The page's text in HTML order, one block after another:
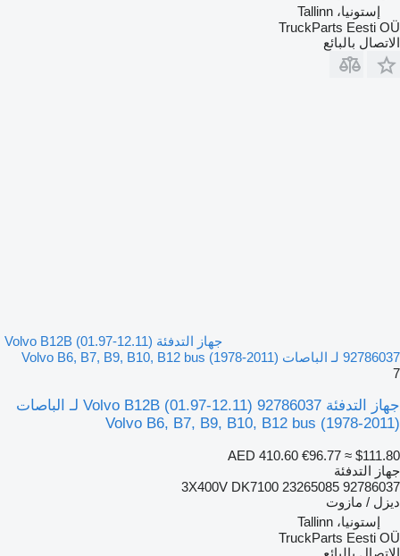
إستونيا، Tallinn
TruckParts Eesti OÜ
الاتصال بالبائع
جهاز التدفئة Volvo B12B (01.97-12.11)
92786037 لـ الباصات Volvo B6, B7, B9, B10, B12 bus (1978-2011)
7
جهاز التدفئة Volvo B12B (01.97-12.11) 92786037 لـ الباصات
Volvo B6, B7, B9, B10, B12 bus (1978-2011)
AED 410.60 €96.77 ≈ $111.80
جهاز التدفئة
92786037 3X400V DK7100 23265085
ديزل / مازوت
إستونيا، Tallinn
TruckParts Eesti OÜ
الاتصال بالبائع